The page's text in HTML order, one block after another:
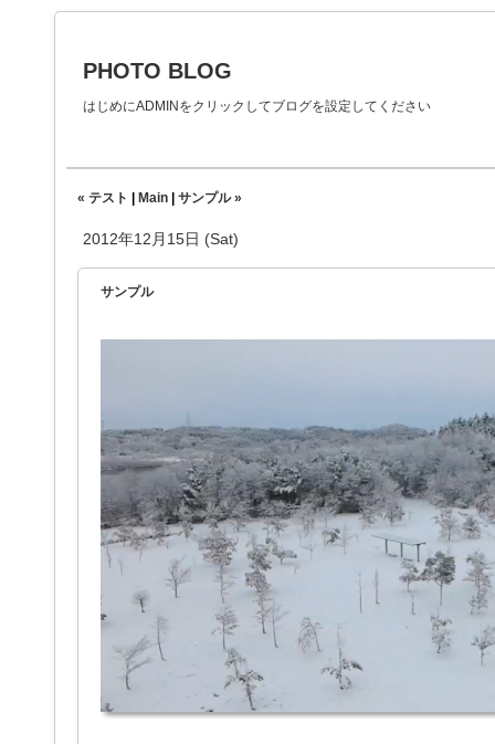
PHOTO BLOG
はじめにADMINをクリックしてブログを設定してください
« テスト Main サンプル »
2012年12月15日 (Sat)
サンプル